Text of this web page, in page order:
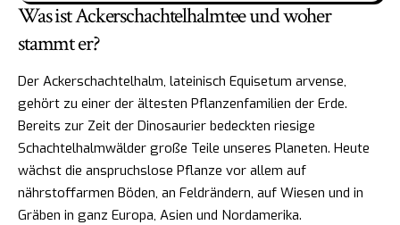
Was ist Ackerschachtelhalmtee und woher
stammt er?
Der Ackerschachtelhalm, lateinisch Equisetum arvense,
gehört zu einer der ältesten Pflanzenfamilien der Erde.
Bereits zur Zeit der Dinosaurier bedeckten riesige
Schachtelhalmwälder große Teile unseres Planeten. Heute
wächst die anspruchslose Pflanze vor allem auf
nährstoffarmen Böden, an Feldrändern, auf Wiesen und in
Gräben in ganz Europa, Asien und Nordamerika.